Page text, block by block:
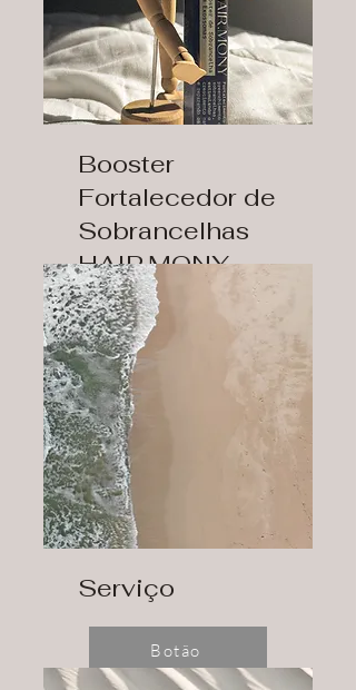
Booster
Fortalecedor de
Sobrancelhas
HAIR.MONY
Saiba mais
Serviço
Botão